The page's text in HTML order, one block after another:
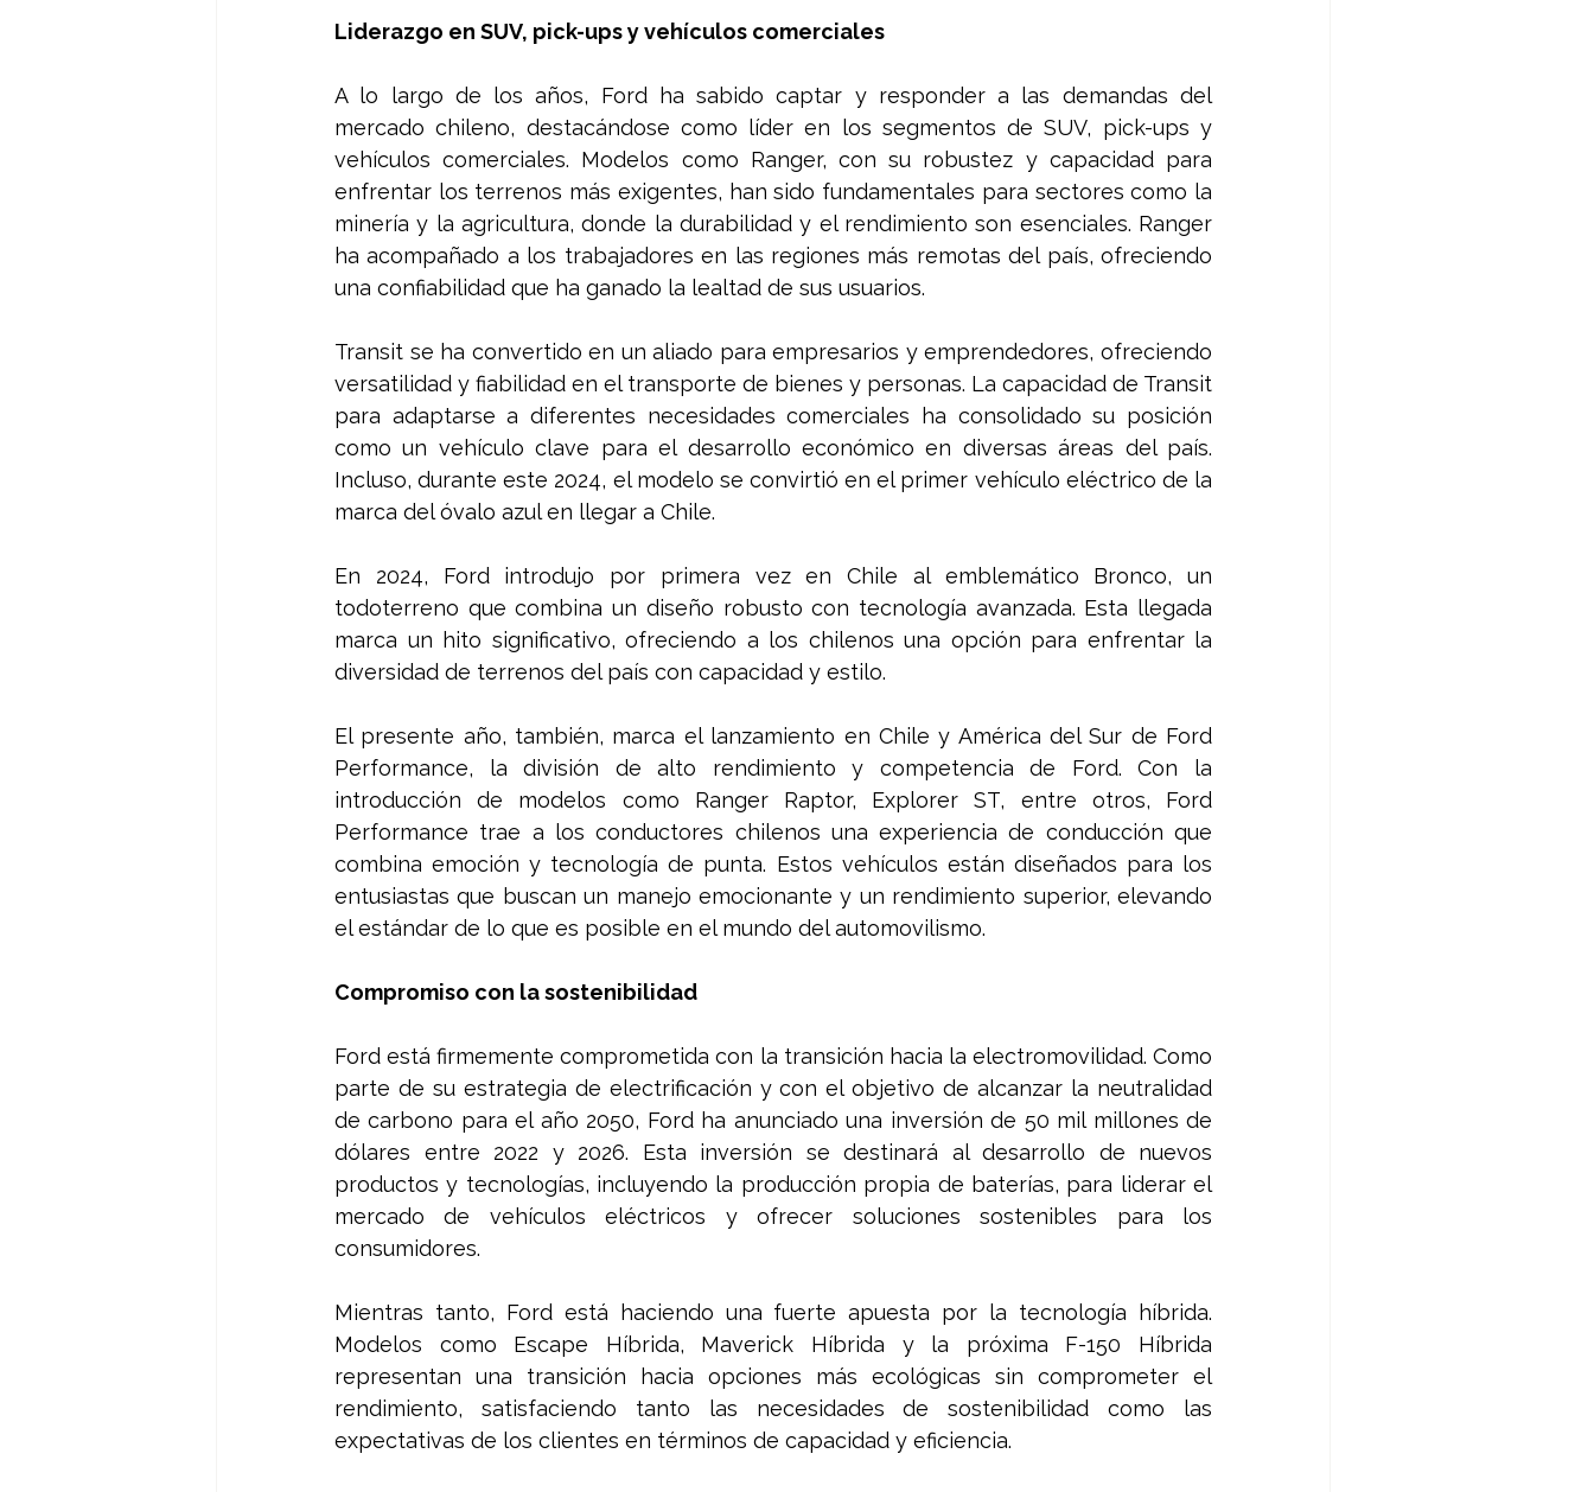
Liderazgo en SUV, pick-ups y vehículos comerciales
A lo largo de los años, Ford ha sabido captar y responder a las demandas del
mercado chileno, destacándose como líder en los segmentos de SUV, pick-ups y
vehículos comerciales. Modelos como Ranger, con su robustez y capacidad para
enfrentar los terrenos más exigentes, han sido fundamentales para sectores como la
minería y la agricultura, donde la durabilidad y el rendimiento son esenciales. Ranger
ha acompañado a los trabajadores en las regiones más remotas del país, ofreciendo
una confiabilidad que ha ganado la lealtad de sus usuarios.
Transit se ha convertido en un aliado para empresarios y emprendedores, ofreciendo
versatilidad y fiabilidad en el transporte de bienes y personas. La capacidad de Transit
para adaptarse a diferentes necesidades comerciales ha consolidado su posición
como un vehículo clave para el desarrollo económico en diversas áreas del país.
Incluso, durante este 2024, el modelo se convirtió en el primer vehículo eléctrico de la
marca del óvalo azul en llegar a Chile.
En 2024, Ford introdujo por primera vez en Chile al emblemático Bronco, un
todoterreno que combina un diseño robusto con tecnología avanzada. Esta llegada
marca un hito significativo, ofreciendo a los chilenos una opción para enfrentar la
diversidad de terrenos del país con capacidad y estilo.
El presente año, también, marca el lanzamiento en Chile y América del Sur de Ford
Performance, la división de alto rendimiento y competencia de Ford. Con la
introducción de modelos como Ranger Raptor, Explorer ST, entre otros, Ford
Performance trae a los conductores chilenos una experiencia de conducción que
combina emoción y tecnología de punta. Estos vehículos están diseñados para los
entusiastas que buscan un manejo emocionante y un rendimiento superior, elevando
el estándar de lo que es posible en el mundo del automovilismo.
Compromiso con la sostenibilidad
Ford está firmemente comprometida con la transición hacia la electromovilidad. Como
parte de su estrategia de electrificación y con el objetivo de alcanzar la neutralidad
de carbono para el año 2050, Ford ha anunciado una inversión de 50 mil millones de
dólares entre 2022 y 2026. Esta inversión se destinará al desarrollo de nuevos
productos y tecnologías, incluyendo la producción propia de baterías, para liderar el
mercado de vehículos eléctricos y ofrecer soluciones sostenibles para los
consumidores.
Mientras tanto, Ford está haciendo una fuerte apuesta por la tecnología híbrida.
Modelos como Escape Híbrida, Maverick Híbrida y la próxima F-150 Híbrida
representan una transición hacia opciones más ecológicas sin comprometer el
rendimiento, satisfaciendo tanto las necesidades de sostenibilidad como las
expectativas de los clientes en términos de capacidad y eficiencia.